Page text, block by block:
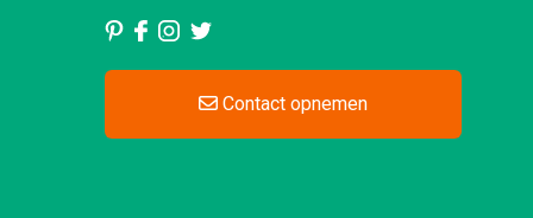
Contact opnemen